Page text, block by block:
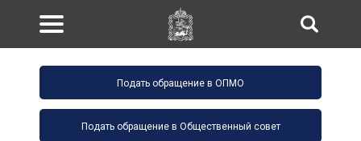
Подать обращение в ОПМО
Подать обращение в Общественный совет